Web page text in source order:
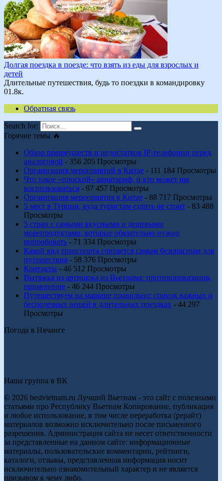
Долгая поездка в поезде: что взять из еды для взрослых и
детей
Длительные путешествия, будь то поездки в командировку
01.8к.
Обратная связь
Search for:
Горячие темы 🔥
Обзор преимуществ и недостатков IP-телефонии перед
аналоговой - 356 205 Просмотры
Организация мероприятий в Китае - 111 184 Просмотры
Что такое «плоский» авиатариф, и кто может им
воспользоваться - 97 457 Просмотры
Организация мероприятия в Китае - 88 717 Просмотры
5 мест в Турции, куда туристам ездить не стоит - 83 488
Просмотры
5 стран с самыми вкусными и дешевыми
морепродуктами, которые обязательно нужно
попробовать - 71 334 Просмотры
Какой вид транспорта считается самым безопасным для
путешествия - 58 376 Просмотры
Контакты - 46 512 Просмотры
Вытяжка из артишока из Вьетнама: противопоказания,
применение - 46 244 Просмотры
Путешествуем на машине правильно: список важных и
бесполезных вещей в длительных поездках - 44 297
Просмотры
Погода в Нячанге
Наша группа в ВК
© 2026 bestvietnam.ru Лучший Вьетнам - это сайт с полезными
статьями про Республику Вьетнам Копирование, публикация
и любое использование, в том числе переработка (рерайт)
материалов возможно исключительно после письменного
разрешения. Администрация сайта не несет ответственности
за представленные на данном сайте: информационные
материалы, пользовательские комментарии, рейтинги,
каталоги, отзывы, представленная информация носит
исключительно ознакомительный характер и не является
призывом к чему либо.